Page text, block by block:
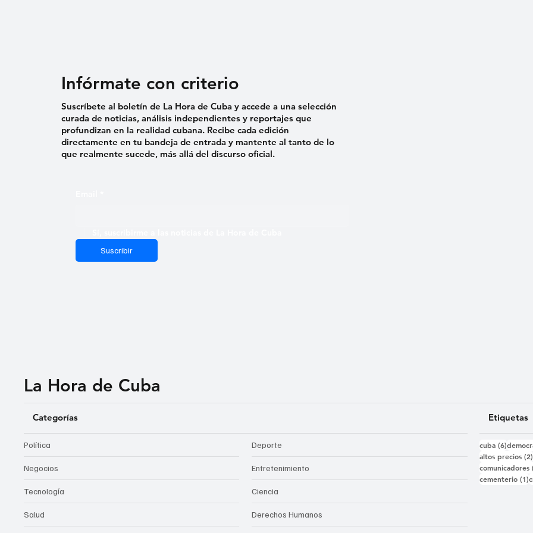
Infórmate con criterio
Suscribir
Suscríbete al boletín de La Hora de Cuba y accede a una selección
curada de noticias, análisis independientes y reportajes que
profundizan en la realidad cubana. Recibe cada edición
directamente en tu bandeja de entrada y mantente al tanto de lo
que realmente sucede, más allá del discurso oficial.
La Hora de Cuba
Categorías
Política
Negocios
Tecnología
Salud
Deporte
Entretenimiento
Ciencia
Derechos Humanos
Etiquetas
cuba (6)6
altos precios (2)
comunicadores
cementerio (1)